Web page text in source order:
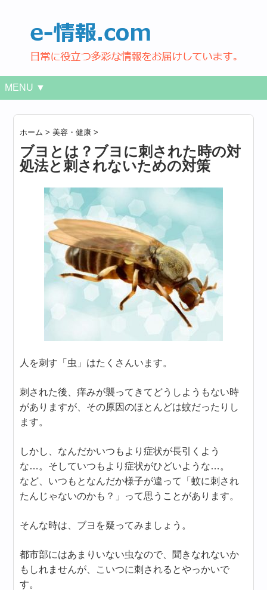
MENU ▼
ホーム >美容・健康 >
ブヨとは？ブヨに刺された時の対
処法と刺されないための対策
人を刺す「虫」はたくさんいます。
刺された後、痒みが襲ってきてどうしようもない時
がありますが、その原因のほとんどは蚊だったりし
ます。
しかし、なんだかいつもより症状が長引くよう
な…。そしていつもより症状がひどいような…。
など、いつもとなんだか様子が違って「蚊に刺され
たんじゃないのかも？」って思うことがあります。
そんな時は、ブヨを疑ってみましょう。
都市部にはあまりいない虫なので、聞きなれないか
もしれませんが、こいつに刺されるとやっかいで
す。